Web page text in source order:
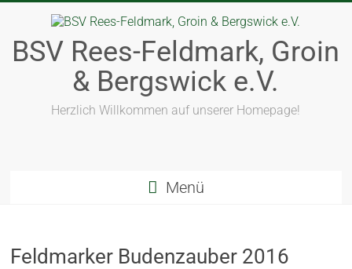
BSV Rees-Feldmark, Groin
& Bergswick e.V.
Herzlich Willkommen auf unserer Homepage!
Menü
Feldmarker Budenzauber 2016